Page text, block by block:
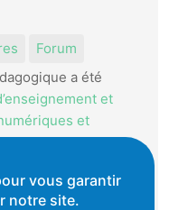
Forum
a été
et
et
des
pour
vous garantir
notre site.